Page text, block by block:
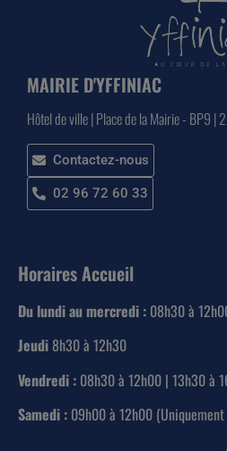
MAIRIE D'YFFINIAC
Hôtel de ville | Place de la Mairie - BP9 |
Contactez-nous
02 96 72 60 33
Horaires Accueil
Du lundi au mercredi : 08h30 à
Jeudi 8h30 à 12h30
Vendredi : 08h30 à 12h00 | 13h30 à
Samedi : 09h00 à 12h00